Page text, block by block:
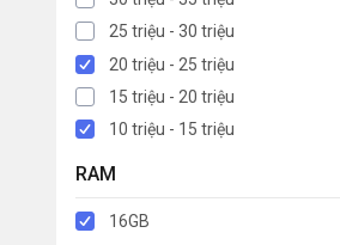
25 triệu - 30 triệu
20 triệu - 25 triệu
15 triệu - 20 triệu
10 triệu - 15 triệu
RAM
16GB